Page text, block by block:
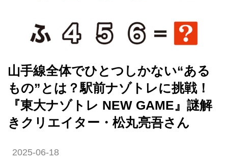
山手線全体でひとつしかない“ある
もの”とは？駅前ナゾトレに挑戦！
『東大ナゾトレ NEW GAME』謎解
きクリエイター・松丸亮吾さん
2025-06-18